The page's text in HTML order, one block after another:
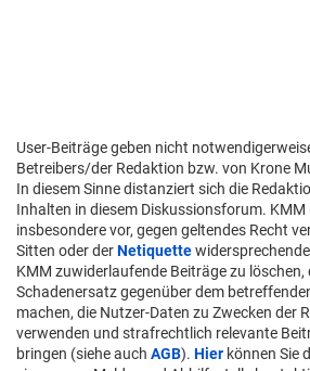
User-Beiträge geben nicht
Betreibers/der Redaktion bzw. von Krone
In diesem Sinne distanziert sich die
Inhalten in diesem Diskussionsforum. KMM
insbesondere vor, gegen geltendes Recht
Sitten oder derNetiquette
KMM zuwiderlaufende Beiträge zu löschen,
Schadenersatz gegenüber dem
machen, die Nutzer-Daten zu Zwecken der
verwenden und strafrechtlich relevante
bringen (siehe auch AGB). Hier können Sie